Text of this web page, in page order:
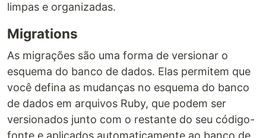
limpas e organizadas.
Migrations
As migrações são uma forma de versionar o
esquema do banco de dados. Elas permitem que
você defina as mudanças no esquema do banco
de dados em arquivos Ruby, que podem ser
versionados junto com o restante do seu código-
fonte e aplicados automaticamente ao banco de